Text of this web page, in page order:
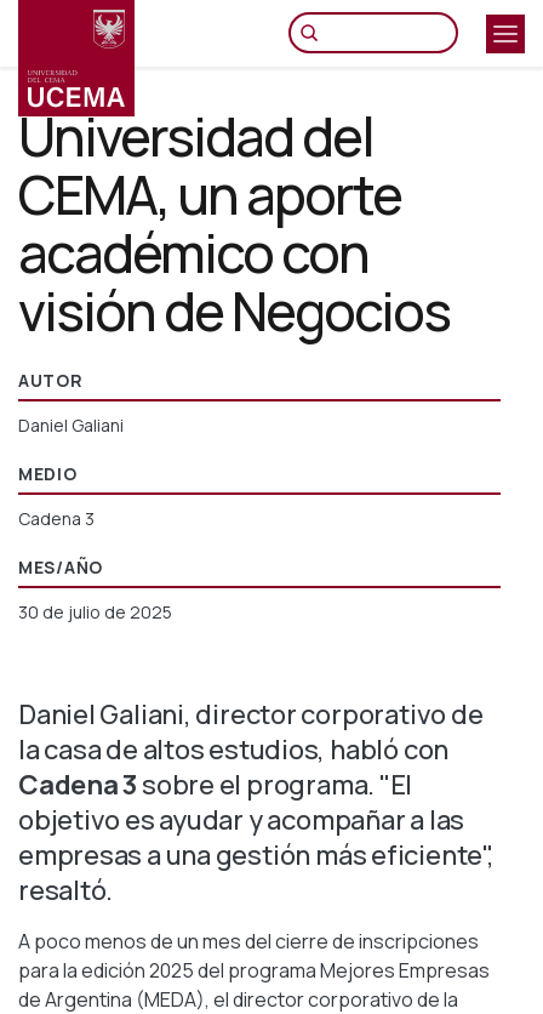
principal
Universidad del
CEMA, un aporte
académico con
visión de Negocios
AUTOR
Daniel Galiani
MEDIO
Cadena 3
MES/AÑO
30 de julio de 2025
Daniel Galiani, director corporativo de
la casa de altos estudios, habló con
Cadena 3sobre el programa. "El
objetivo es ayudar y acompañar a las
empresas a una gestión más eficiente",
resaltó.
A poco menos de un mes del cierre de inscripciones
para la edición 2025 del programa Mejores Empresas
de Argentina (MEDA), el director corporativo de la